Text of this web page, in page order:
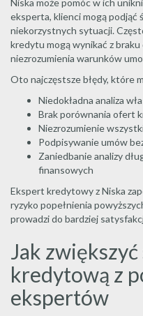
Niska może pomóc w ich
eksperta, klienci mogą podjąć
niekorzystnych sytuacji.
kredytu mogą wynikać z
niezrozumienia warunków
Oto najczęstsze błędy, które
Niedokładna analiza
Brak porównania ofert
Niezrozumienie
Podpisywanie umów
Zaniedbanie analizy
finansowych
Ekspert kredytowy z Niska
ryzyko popełnienia
prowadzi do bardziej
Jak
kredytową z
ekspertów